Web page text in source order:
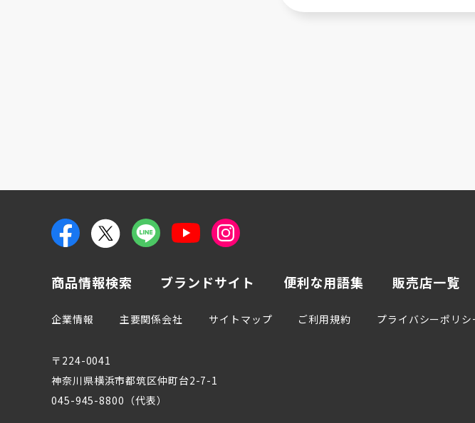
商品情報検索 ブランドサイト 便利な用語集 販売店一覧
企業情報 主要関係会社 サイトマップ ご利用規約 プライバシーポリシ
〒224-0041
神奈川県横浜市都筑区仲町台2-7-1
045-945-8800（代表）